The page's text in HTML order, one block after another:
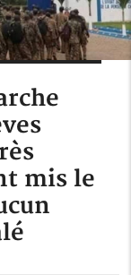
mis le